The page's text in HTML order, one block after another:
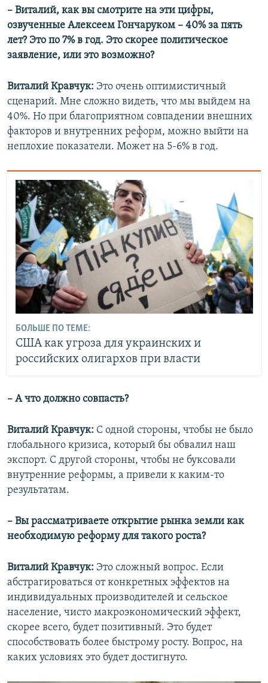
– Виталий, как вы смотрите на эти цифры,
озвученные Алексеем Гончаруком – 40% за пять
лет? Это по 7% в год. Это скорее политическое
заявление, или это возможно?
Виталий Кравчук: Это очень оптимистичный
сценарий. Мне сложно видеть, что мы выйдем на
40%. Но при благоприятном совпадении внешних
факторов и внутренних реформ, можно выйти на
неплохие показатели. Может на 5-6% в год.
БОЛЬШЕ ПО ТЕМЕ:
США как угроза для украинских и
российских олигархов при власти
– А что должно совпасть?
Виталий Кравчук: С одной стороны, чтобы не было
глобального кризиса, который бы обвалил наш
экспорт. С другой стороны, чтобы не буксовали
внутренние реформы, а привели к каким-то
результатам.
– Вы рассматриваете открытие рынка земли как
необходимую реформу для такого роста?
Виталий Кравчук: Это сложный вопрос. Если
абстрагироваться от конкретных эффектов на
индивидуальных производителей и сельское
население, чисто макроэкономический эффект,
скорее всего, будет позитивный. Это будет
способствовать более быстрому росту. Вопрос, на
каких условиях это будет достигнуто.